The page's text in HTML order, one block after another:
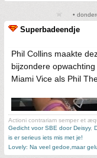
•
Superbadeendje
Phil Collins maakte
bijzondere
Miami Vice als Phil
Actioni contrariam semper et
Gedicht voor SBE door Deisyy,
is er serieus iets mis met je!
Lovely: Na veel gedoe,maar